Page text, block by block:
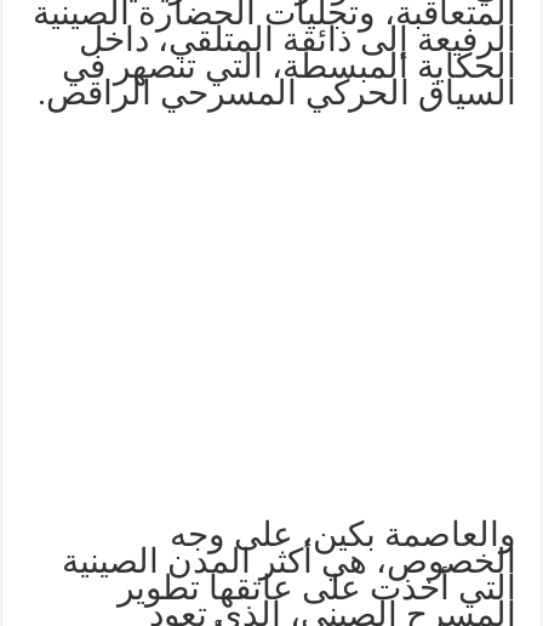
المتعاقبة، وتجليات الحضارة الصينية
الرفيعة إلى ذائقة المتلقي، داخل
الحكاية المبسطة، التي تنصهر في
السياق الحركي المسرحي الراقص.
والعاصمة بكين، على وجه
الخصوص، هي أكثر المدن الصينية
التي أخذت على عاتقها تطوير
المسرح الصيني، الذي تعود